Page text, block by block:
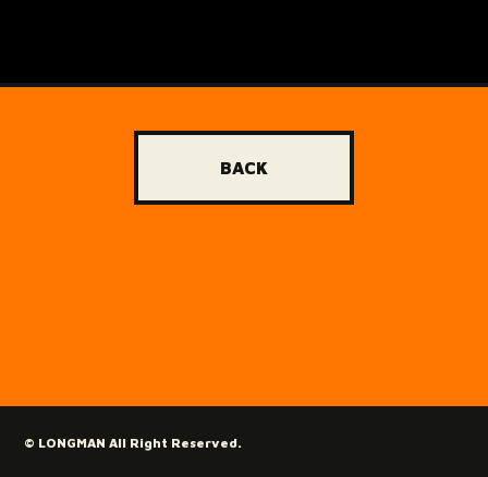
BACK
© LONGMAN All Right Reserved.